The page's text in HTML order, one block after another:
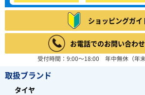
ショッピングガイ
お電話でのお問い合わ
受付時間：9:00～18:00 年中無休（年末
取扱ブランド
タイヤ